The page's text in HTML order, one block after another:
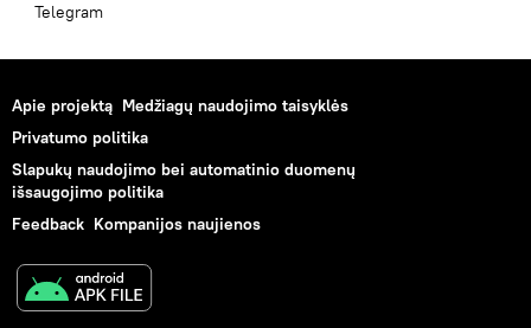
Telegram
Apie projektą Medžiagų naudojimo taisyklės
Privatumo politika
Slapukų naudojimo bei automatinio duomenų
išsaugojimo politika
Feedback Kompanijos naujienos